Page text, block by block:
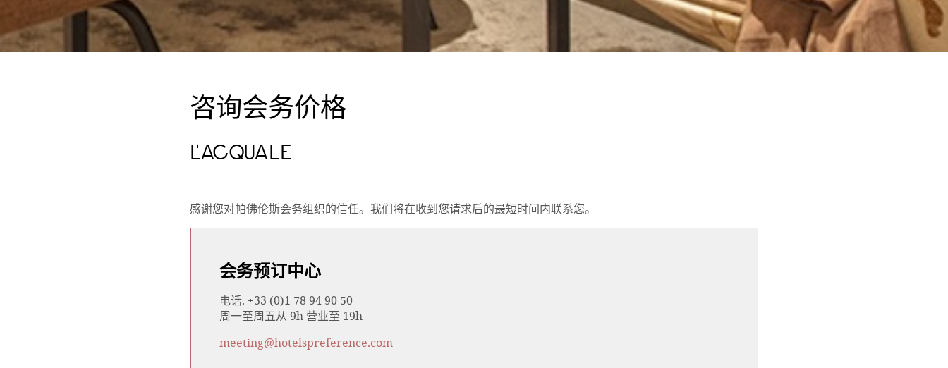
咨询会务价格
L'ACQUALE
感谢您对帕佛伦斯会务组织的信任。我们将在收到您请求后的最短时间内联系您。
会务预订中心
电话. +33 (0)1 78 94 90 50
周一至周五从 9h 营业至 19h
meeting@hotelspreference.com